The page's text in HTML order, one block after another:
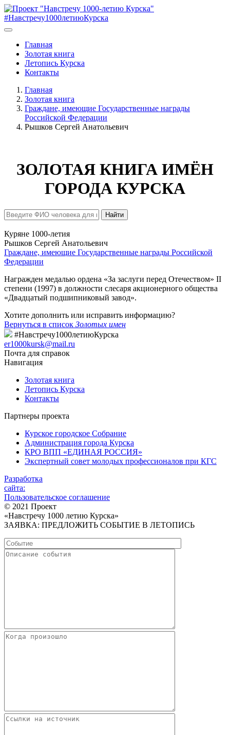
#Навстречу1000летиюКурска
Главная
Золотая книга
Летопись Курска
Контакты
Главная
Золотая книга
Граждане, имеющие Государственные награды
Российской Федерации
Рышков Сергей Анатольевич
ЗОЛОТАЯ КНИГА ИМЁН
ГОРОДА КУРСКА
Найти
Куряне 1000-летия
Рышков Сергей Анатольевич
Граждане, имеющие Государственные награды Российской
Федерации
Награжден медалью ордена «За заслуги перед Отечеством» II
степени (1997) в должности слесаря акционерного общества
«Двадцатый подшипниковый завод».
Хотите дополнить или исправить информацию?
Вернуться в список Золотых имен
#Навстречу1000летиюКурска
er1000kursk@mail.ru
Почта для справок
Навигация
Золотая книга
Летопись Курска
Контакты
Партнеры проекта
Курское городское Собрание
Администрация города Курска
КРО ВПП «ЕДИНАЯ РОССИЯ»
Экспертный совет молодых профессионалов при КГС
Разработка
сайта:
Пользовательское соглашение
© 2021 Проект
«Навстречу 1000 летию Курска»
ЗАЯВКА: ПРЕДЛОЖИТЬ СОБЫТИЕ В ЛЕТОПИСЬ